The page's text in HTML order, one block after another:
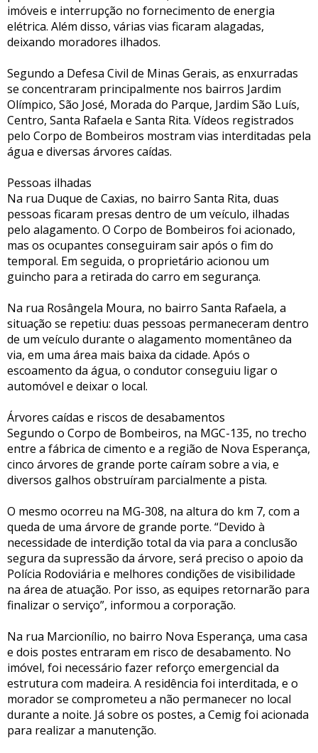
imóveis e interrupção no fornecimento de energia
elétrica. Além disso, várias vias ficaram alagadas,
deixando moradores ilhados.
Segundo a Defesa Civil de Minas Gerais, as enxurradas
se concentraram principalmente nos bairros Jardim
Olímpico, São José, Morada do Parque, Jardim São Luís,
Centro, Santa Rafaela e Santa Rita. Vídeos registrados
pelo Corpo de Bombeiros mostram vias interditadas pela
água e diversas árvores caídas.
Pessoas ilhadas
Na rua Duque de Caxias, no bairro Santa Rita, duas
pessoas ficaram presas dentro de um veículo, ilhadas
pelo alagamento. O Corpo de Bombeiros foi acionado,
mas os ocupantes conseguiram sair após o fim do
temporal. Em seguida, o proprietário acionou um
guincho para a retirada do carro em segurança.
Na rua Rosângela Moura, no bairro Santa Rafaela, a
situação se repetiu: duas pessoas permaneceram dentro
de um veículo durante o alagamento momentâneo da
via, em uma área mais baixa da cidade. Após o
escoamento da água, o condutor conseguiu ligar o
automóvel e deixar o local.
Árvores caídas e riscos de desabamentos
Segundo o Corpo de Bombeiros, na MGC-135, no trecho
entre a fábrica de cimento e a região de Nova Esperança,
cinco árvores de grande porte caíram sobre a via, e
diversos galhos obstruíram parcialmente a pista.
O mesmo ocorreu na MG-308, na altura do km 7, com a
queda de uma árvore de grande porte. “Devido à
necessidade de interdição total da via para a conclusão
segura da supressão da árvore, será preciso o apoio da
Polícia Rodoviária e melhores condições de visibilidade
na área de atuação. Por isso, as equipes retornarão para
finalizar o serviço”, informou a corporação.
Na rua Marcionílio, no bairro Nova Esperança, uma casa
e dois postes entraram em risco de desabamento. No
imóvel, foi necessário fazer reforço emergencial da
estrutura com madeira. A residência foi interditada, e o
morador se comprometeu a não permanecer no local
durante a noite. Já sobre os postes, a Cemig foi acionada
para realizar a manutenção.